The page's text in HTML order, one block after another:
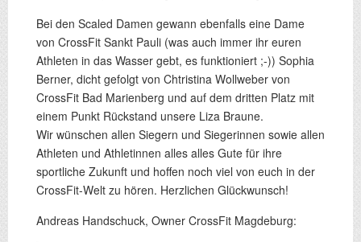
Bei den Scaled Damen gewann ebenfalls eine Dame
von CrossFit Sankt Pauli (was auch immer ihr euren
Athleten in das Wasser gebt, es funktioniert ;-)) Sophia
Berner, dicht gefolgt von Chtristina Wollweber von
CrossFit Bad Marienberg und auf dem dritten Platz mit
einem Punkt Rückstand unsere Liza Braune.
Wir wünschen allen Siegern und Siegerinnen sowie allen
Athleten und Athletinnen alles alles Gute für ihre
sportliche Zukunft und hoffen noch viel von euch in der
CrossFit-Welt zu hören. Herzlichen Glückwunsch!
Andreas Handschuck, Owner CrossFit Magdeburg: